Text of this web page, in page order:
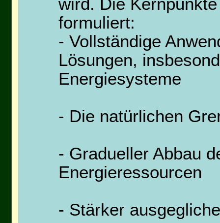
formuliert:
- Vollständige
Lösungen,
Energiesysteme
- Die natürlichen
- Gradueller Abbau
Energieressourcen
- Stärker